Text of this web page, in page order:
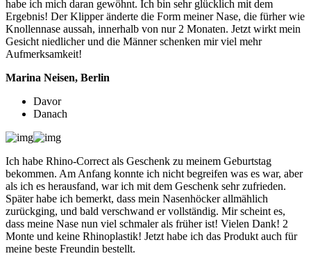
habe ich mich daran gewöhnt. Ich bin sehr glücklich mit dem
Ergebnis! Der Klipper änderte die Form meiner Nase, die fürher wie
Knollennase aussah, innerhalb von nur 2 Monaten. Jetzt wirkt mein
Gesicht niedlicher und die Männer schenken mir viel mehr
Aufmerksamkeit!
Marina Neisen, Berlin
Davor
Danach
Ich habe Rhino-Correct als Geschenk zu meinem Geburtstag
bekommen. Am Anfang konnte ich nicht begreifen was es war, aber
als ich es herausfand, war ich mit dem Geschenk sehr zufrieden.
Später habe ich bemerkt, dass mein Nasenhöcker allmählich
zurückging, und bald verschwand er vollständig. Mir scheint es,
dass meine Nase nun viel schmaler als früher ist! Vielen Dank! 2
Monte und keine Rhinoplastik! Jetzt habe ich das Produkt auch für
meine beste Freundin bestellt.